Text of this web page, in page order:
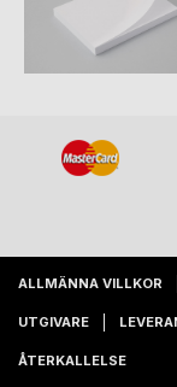
ALLMÄNNA VILLKOR
UTGIVARE
ÅTERKALLELSE